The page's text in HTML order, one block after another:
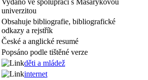
Vydáno ve spolupráci s Masarykovou
univerzitou
Obsahuje bibliografie, bibliografické
odkazy a rejstřík
České a anglické resumé
Popsáno podle tištěné verze
děti a mládež
internet